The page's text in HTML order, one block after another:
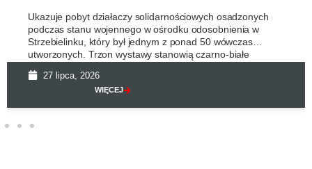
Ukazuje pobyt działaczy solidarnościowych osadzonych
podczas stanu wojennego w ośrodku odosobnienia w
Strzebielinku, który był jednym z ponad 50 wówczas
utworzonych. Trzon wystawy stanowią czarno-białe
27 lipca, 2026
WIĘCEJ